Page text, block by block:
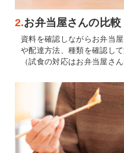
2.お弁当屋さんの比較
資料を確認しながらお弁当
や配達方法、種類を確認して
（試食の対応はお弁当屋さ